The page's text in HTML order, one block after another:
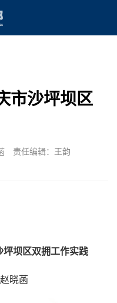
市沙坪坝区
责任编辑：王韵
坝区双拥工作实践
晓菡